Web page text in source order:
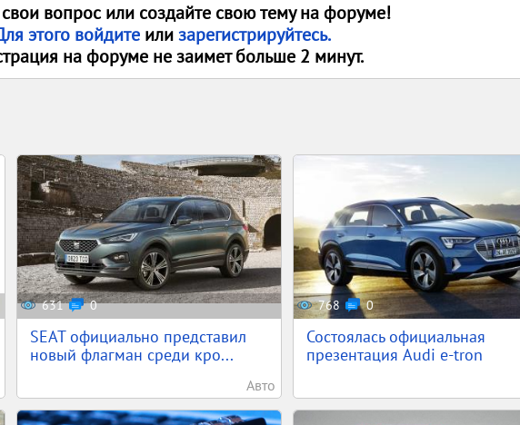
вопрос или создайте свою тему на форуме!
этого войдите илизарегистрируйтесь.
на форуме не заимет больше 2 минут.
631 0
SEAT официально представил
новый флагман среди кро...
Авто
768 0
Состоялась официальная
презентация Audi e-tron